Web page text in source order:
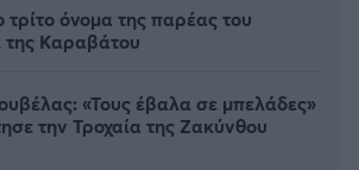
τρίτο όνομα της παρέας του
της Καραβάτου
«Τους έβαλα σε μπελάδες»
την Τροχαία της Ζακύνθου